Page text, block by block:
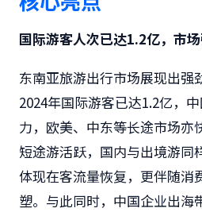
国际游客人次已达1.2亿，市
东南亚旅游出行市场展现出强
2024年国际游客已达1.2亿，
力，欧美、中东等长途市场亦
短途游活跃，国内与出境游同
体现在客流量恢复，更伴随消
塑。与此同时，中国企业出海